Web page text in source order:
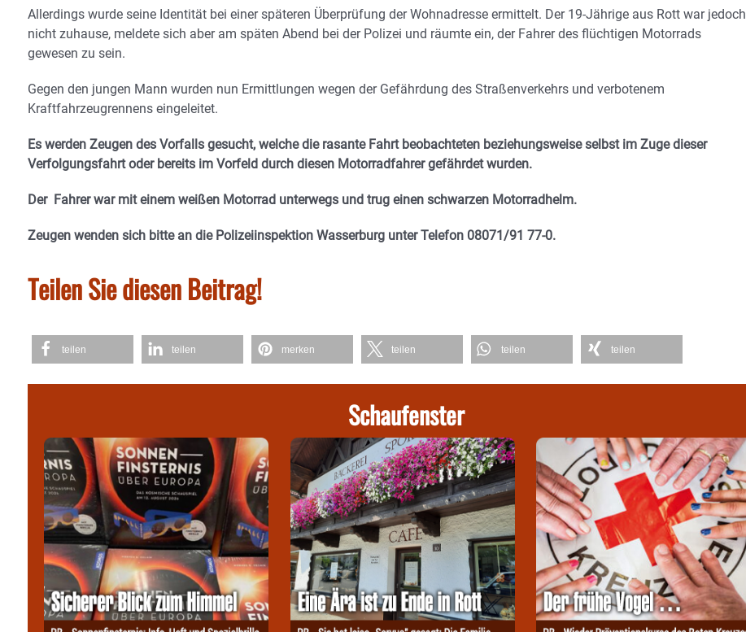
Allerdings wurde seine Identität bei einer späteren Überprüfung der Wohnadresse ermittelt. Der 19-Jährige aus Rott war jedoch
nicht zuhause, meldete sich aber am späten Abend bei der Polizei und räumte ein, der Fahrer des flüchtigen Motorrads
gewesen zu sein.
Gegen den jungen Mann wurden nun Ermittlungen wegen der Gefährdung des Straßenverkehrs und verbotenem
Kraftfahrzeugrennens eingeleitet.
Es werden Zeugen des Vorfalls gesucht, welche die rasante Fahrt beobachteten beziehungsweise selbst im Zuge dieser
Verfolgungsfahrt oder bereits im Vorfeld durch diesen Motorradfahrer gefährdet wurden.
Der Fahrer war mit einem weißen Motorrad unterwegs und trug einen schwarzen Motorradhelm.
Zeugen wenden sich bitte an die Polizeiinspektion Wasserburg unter Telefon 08071/91 77-0.
Teilen Sie diesen Beitrag!
teilen teilen merken teilen teilen teilen
Schaufenster